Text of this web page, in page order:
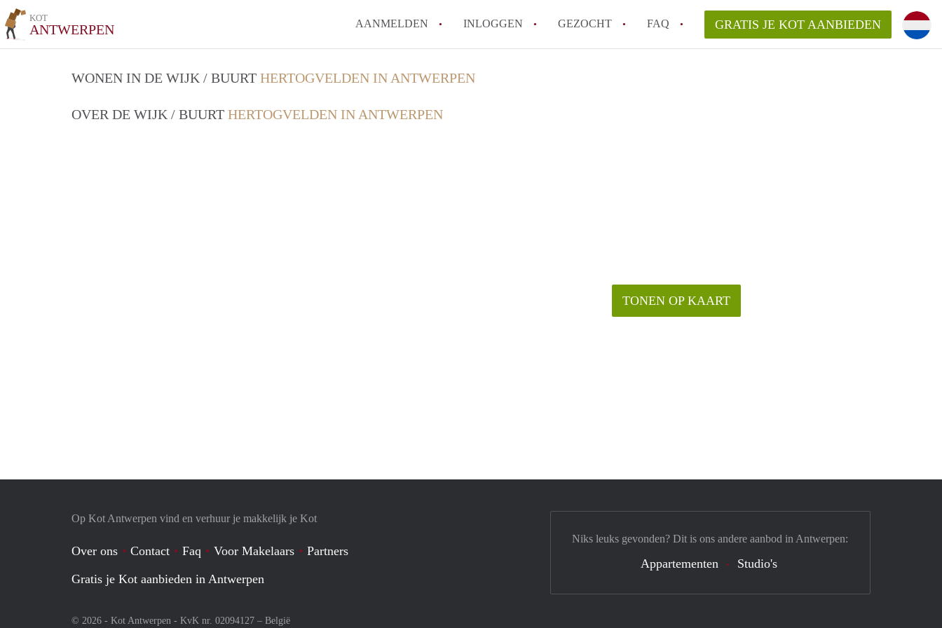
KOT
ANTWERPEN AANMELDEN INLOGGEN GEZOCHT FAQ GRATIS JE KOT AANBIEDEN
WONEN IN DE WIJK / BUURT HERTOGVELDEN IN ANTWERPEN
OVER DE WIJK / BUURT HERTOGVELDEN IN ANTWERPEN
TONEN OP KAART
Op Kot Antwerpen vind en verhuur je makkelijk je Kot
Over ons Contact Faq Voor Makelaars
Partners
Gratis je Kot aanbieden in Antwerpen
© 2026 - Kot Antwerpen - KvK nr. 02094127 – België
Niks leuks gevonden? Dit is ons andere aanbod in Antwerpen:
Appartementen Studio's